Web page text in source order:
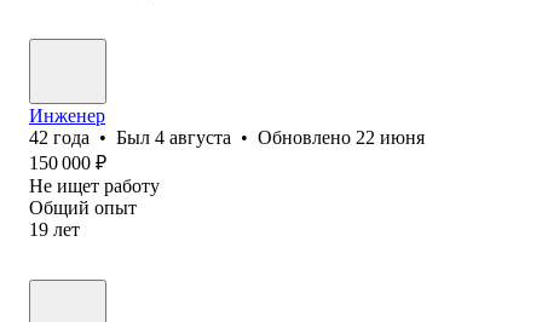
Инженер
42 года • Был 4 августа • Обновлено 22 июня
150 000 ₽
Не ищет работу
Общий опыт
19 лет